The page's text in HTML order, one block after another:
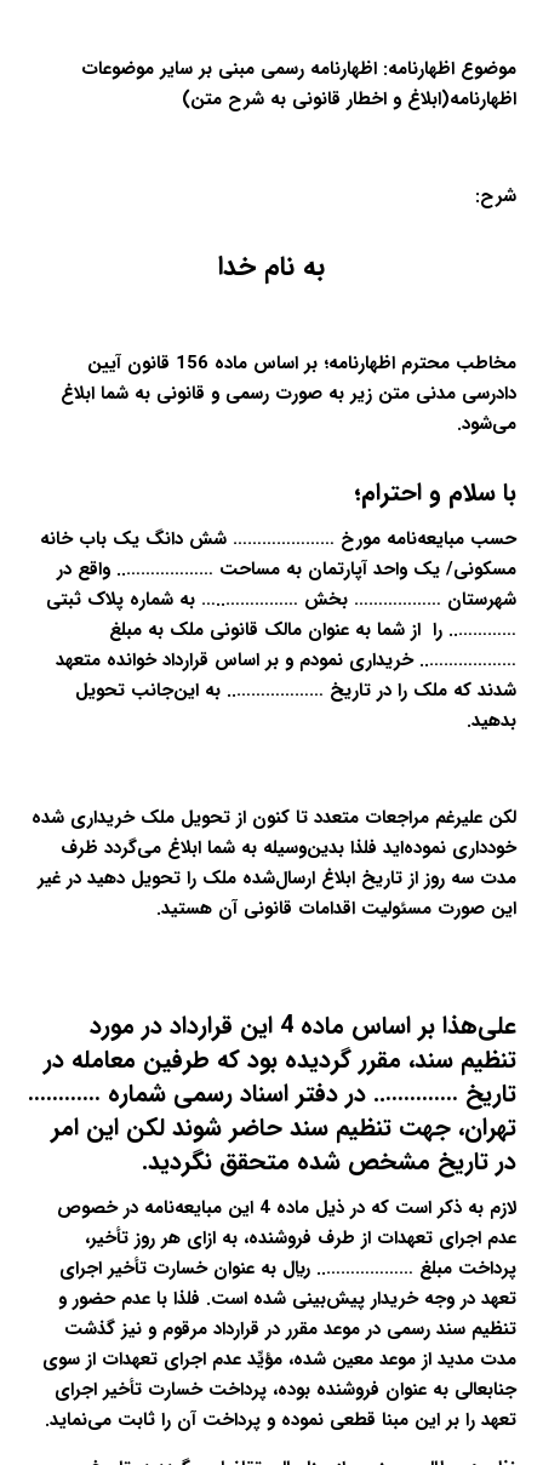
موضوع اظهارنامه: اظهارنامه رسمی مبنی بر سایر موضوعات
اظهارنامه(ابلاغ و اخطار قانونی به شرح متن)
شرح:
به نام خدا
مخاطب محترم اظهارنامه؛ بر اساس ماده 156 قانون آیین
دادرسی مدنی متن زیر به صورت رسمی و قانونی به شما ابلاغ
می‌شود.
با سلام و احترام؛
حسب مبایعه‌نامه مورخ ………………… شش دانگ یک باب خانه
مسکونی/ یک واحد آپارتمان به مساحت ……………….. واقع در
شهرستان ……………… بخش ……………..… به شماره پلاک ثبتی
………….. را از شما به عنوان مالک قانونی ملک به مبلغ
……………….. خریداری نمودم و بر اساس قرارداد خوانده متعهد
شدند که ملک را در تاریخ ……………….. به این‌جانب تحویل
بدهید.
لکن علیرغم مراجعات متعدد تا کنون از تحویل ملک خریداری شده
خودداری نموده‌اید فلذا بدین‌وسیله به شما ابلاغ می‌گردد ظرف
مدت سه روز از تاریخ ابلاغ ارسال‌شده ملک را تحویل دهید در غیر
این صورت مسئولیت اقدامات قانونی آن هستید.
علی‌هذا بر اساس ماده 4 این قرارداد در مورد
تنظیم سند، مقرر گردیده بود که طرفین معامله در
تاریخ ………….. در دفتر اسناد رسمی شماره …………
تهران، جهت تنظیم سند حاضر شوند لکن این امر
در تاریخ مشخص شده متحقق نگردید.
لازم به ذکر است که در ذیل ماده 4 این مبایعه‌نامه در خصوص
عدم اجرای تعهدات از طرف فروشنده، به ازای هر روز تأخیر،
پرداخت مبلغ ……………….. ريال به عنوان خسارت تأخیر اجرای
تعهد در وجه خریدار پیش‌بینی شده است. فلذا با عدم حضور و
تنظیم سند رسمی در موعد مقرر در قرارداد مرقوم و نیز گذشت
مدت مدید از موعد معین شده، مؤیِّد عدم اجرای تعهدات از سوی
جنابعالی به عنوان فروشنده بوده، پرداخت خسارت تأخیر اجرای
تعهد را بر این مبنا قطعی نموده و پرداخت آن را ثابت می‌نماید.